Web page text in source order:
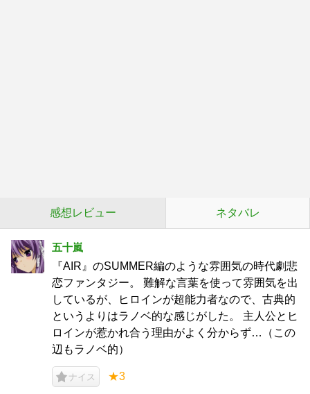
感想レビュー ネタバレ
五十嵐
『AIR』のSUMMER編のような雰囲気の時代劇悲
恋ファンタジー。 難解な言葉を使って雰囲気を出
しているが、ヒロインが超能力者なので、古典的
というよりはラノベ的な感じがした。 主人公とヒ
ロインが惹かれ合う理由がよく分からず…（この
辺もラノベ的）
ナイス ★3